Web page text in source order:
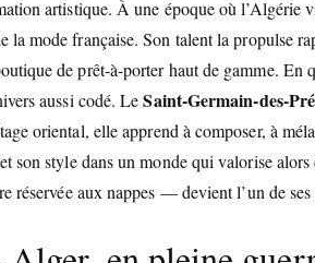
artistique. À une époque où l’Algérie
mode française. Son talent la propulse
de prêt-à-porter haut de gamme. En
aussi codé. LeSaint-Germain-des-
oriental, elle apprend à composer, à
son style dans un monde qui valorise alors
aux nappes — devient l’un de ses